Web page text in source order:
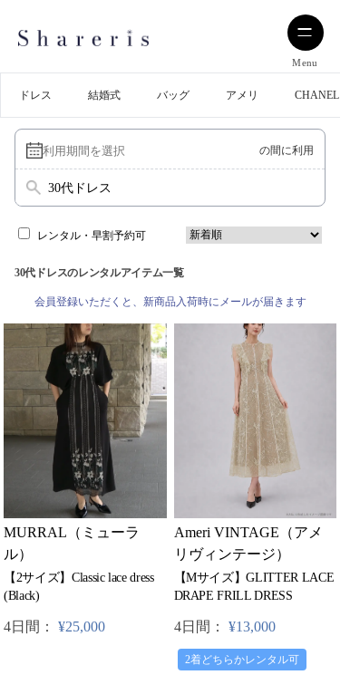
Menu
ドレス 結婚式 バッグ アメリ CHANEL
の間に利用
30代ドレス
レンタル・早割予約可
30代ドレスのレンタルアイテム一覧
会員登録いただくと、新商品入荷時にメールが届きます
MURRAL（ミューラ
ル）
【2サイズ】Classic lace dress
(Black)
4日間： ¥25,000
Ameri VINTAGE（アメ
リヴィンテージ）
【Mサイズ】GLITTER LACE
DRAPE FRILL DRESS
4日間： ¥13,000
2着どちらかレンタル可